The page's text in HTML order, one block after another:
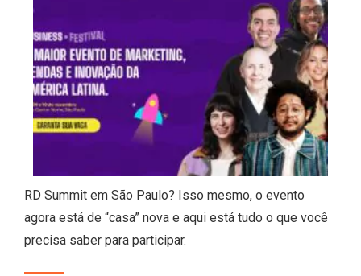
RD Summit em São Paulo? Isso mesmo, o evento
agora está de “casa” nova e aqui está tudo o que você
precisa saber para participar.